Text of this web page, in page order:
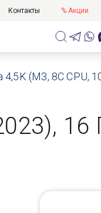
Контакты % Акции
(M3, 8C CPU,
16